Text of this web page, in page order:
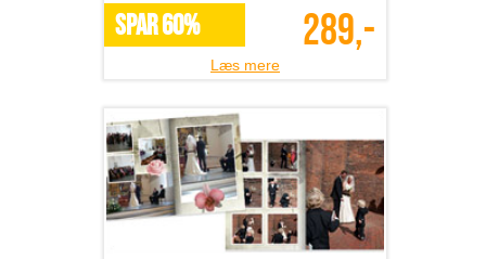
SPAR 60% 289,-
Læs mere